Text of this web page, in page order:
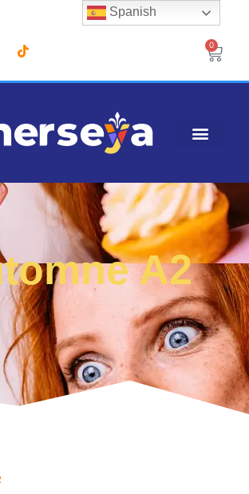
0
A2
Spanish